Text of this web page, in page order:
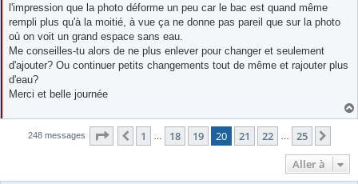
a
g
l'impression que la photo déforme un peu car le bac est quand même
rempli plus qu'à la moitié, à vue ça ne donne pas pareil que sur la photo
où on voit un grand espace sans eau.
Me conseilles-tu alors de ne plus enlever pour changer et seulement
d'ajouter? Ou continuer petits changements tout de même et rajouter plus
d'eau?
Merci et belle journée
248 messages Page 20 sur 25
Précédente
1 18 19 20 21 22 25
Aller à